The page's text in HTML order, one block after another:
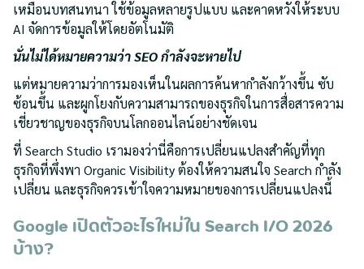
เหมือนบทสนทนา ใช้ข้อมูลหลายรูปแบบ และคาดหวังให้ระบบ
AI จัดการข้อมูลให้โดยอัตโนมัติ
นั่นไม่ได้หมายความว่า SEO กำลังจะหายไป
แต่หมายความว่าการมองเห็นในผลการค้นหากำลังกว้างขึ้น ซับ
ซ้อนขึ้น และผูกโยงกับความสามารถของธุรกิจในการสื่อสารความ
เชี่ยวชาญของธุรกิจบนโลกออนไลน์อย่างชัดเจน
ที่ Search Studio เรามองว่านี่คือการเปลี่ยนแปลงสำคัญที่ทุก
ธุรกิจที่พึ่งพา Organic Visibility ต้องให้ความสนใจ Search กำลัง
เปลี่ยน และธุรกิจควรเข้าใจความหมายของการเปลี่ยนแปลงนี้
Google เปิดตัวอะไรใหม่ใน Search I/O 2026
บ้าง?